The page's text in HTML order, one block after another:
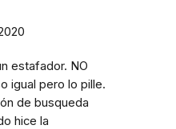
estafador. NO
igual pero lo pille.
de busqueda
hice la